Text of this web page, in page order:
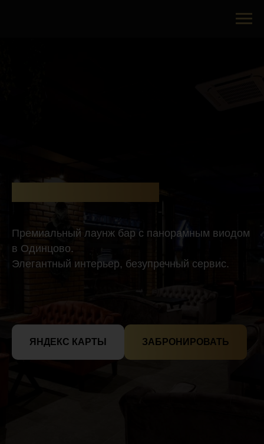
Премиальный лаунж бар с панорамным виодом
в Одинцово.
Элегантный интерьер, безупречный сервис.
ЯНДЕКС КАРТЫ ЗАБРОНИРОВАТЬ